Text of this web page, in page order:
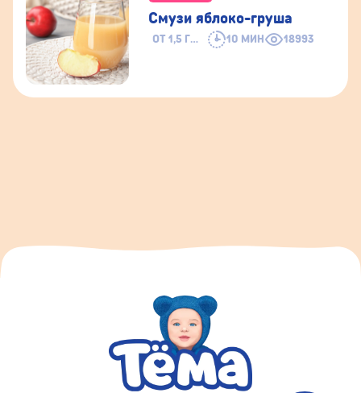
ОТ 1,5 ГОДА 10 МИН 18993
Смузи яблоко-груша